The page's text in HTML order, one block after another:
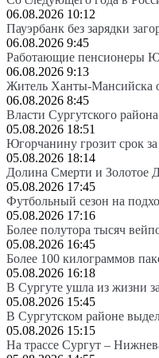
06.08.2026 10:12
Пауэрбанк без зарядки
06.08.2026 9:45
Работающие пенсионеры
06.08.2026 9:13
Житель Ханты-Мансийска
06.08.2026 8:45
Власти Сургутского
05.08.2026 18:51
Югорчанину грозит срок
05.08.2026 18:14
Долина Смерти и Золотое
05.08.2026 17:45
Футбольный сезон на
05.08.2026 17:16
Более полутора тысяч
05.08.2026 16:45
Более 100 килограммов
05.08.2026 16:18
В Сургуте ушла из жизни
05.08.2026 15:45
В Сургутском районе
05.08.2026 15:15
На трассе Сургут –